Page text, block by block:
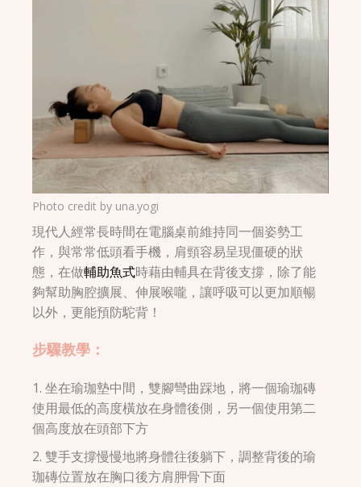
Photo credit by una.yogi
現代人經常長時間在電腦桌前維持同一個姿勢工
作，與常常低頭看手機，肩頸容易呈現僵硬的狀
態，在做輔助魚式時藉由輔具在背後支撐，除了能
夠幫助胸腔擴展、伸展喉嚨，讓呼吸可以更加順暢
以外，更能預防駝背！
步驟教學：
1. 坐在瑜珈墊中間，雙腳彎曲踩地，將一個瑜珈磚
使用最低的高度橫放在身體後側，另一個使用第二
個高度放在頭部下方
2. 雙手支撐慢慢地將身體往後躺下，調整背後的瑜
珈磚位置放在胸口後方肩胛骨下面